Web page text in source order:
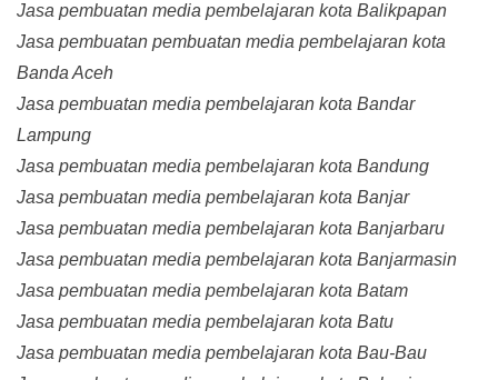
Jasa pembuatan media pembelajaran kota Balikpapan
Jasa pembuatan pembuatan media pembelajaran kota
Banda Aceh
Jasa pembuatan media pembelajaran kota Bandar
Lampung
Jasa pembuatan media pembelajaran kota Bandung
Jasa pembuatan media pembelajaran kota Banjar
Jasa pembuatan media pembelajaran kota Banjarbaru
Jasa pembuatan media pembelajaran kota Banjarmasin
Jasa pembuatan media pembelajaran kota Batam
Jasa pembuatan media pembelajaran kota Batu
Jasa pembuatan media pembelajaran kota Bau-Bau